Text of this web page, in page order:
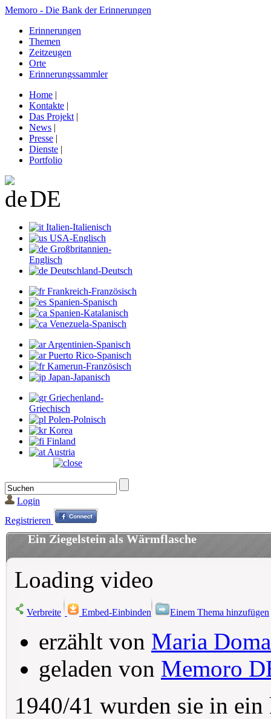
Memoro - Die Bank der Erinnerungen
Erinnerungen
Themen
Zeitzeugen
Orte
Erinnerungssammler
Home |
Kontakte |
Das Projekt |
News |
Presse |
Dienste |
Portfolio
DE
Italien-Italienisch
USA-Englisch
Großbritannien-
Englisch
Deutschland-Deutsch
Frankreich-Französisch
Spanien-Spanisch
Spanien-Katalanisch
Venezuela-Spanisch
Argentinien-Spanisch
Puerto Rico-Spanisch
Kamerun-Französisch
Japan-Japanisch
Griechenland-
Griechisch
Polen-Polnisch
Korea
Finland
Austria
Login
Registrieren
Ein Ziegelstein als Wärmflasche
Loading video
Verbreite Embed-Einbinden Einem Thema hinzufügen
erzählt von Maria
geladen von Memoro
1940/41 wurden sie in